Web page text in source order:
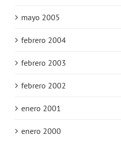
mayo 2005
febrero 2004
febrero 2003
febrero 2002
enero 2001
enero 2000